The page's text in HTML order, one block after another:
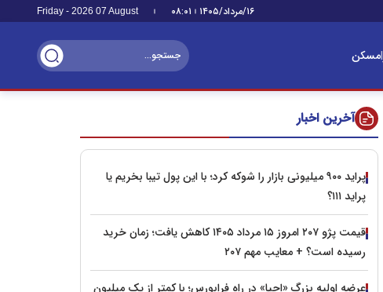
۱۶/مرداد/۱۴۰۵ ۰۸:۰۱ Friday - 2026 07 August
|مسکن
آخرین اخبار
پراید ۹۰۰ میلیونی بازار را شوکه کرد؛ با این پول تیبا بخریم یا
پراید ۱۱۱؟
قیمت پژو ۲۰۷ امروز ۱۵ مرداد ۱۴۰۵ کاهش یافت؛ زمان خرید
رسیده است؟ + معایب مهم ۲۰۷
عرضه اولیه بزرگ «احیا» در راه فرابورس؛ با کمتر از یک میلیون